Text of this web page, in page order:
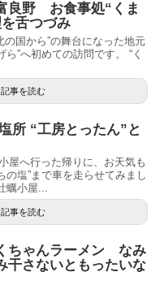
良野 お食事処“くま
舌つづみ
の国から”の舞台になった地元
”へ初めての訪問です。 “く
記事を読む
所 “工房とったん”と
屋へ行った帰りに、お天気も
の塩”まで車を走らせてみまし
蠣小屋...
記事を読む
ちゃんラーメン なみ
干さないともったいな